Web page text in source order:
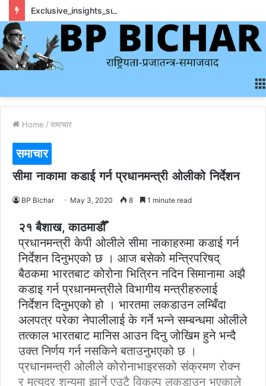
Home / समाचार
समाचार
सीमा नाकामा कडाई गर्न प्रधानमन्त्री ओलीको निर्देशन
BP Bichar May 3, 2020 8 1 minute read
२१ बैशाख, काठमाडौैँ
प्रधानमन्त्री केपी ओलीले सीमा नाकाहरुमा कडाई गर्न
निर्देशन दिनुभएको छ । आज बसेको मन्त्रिपरिषद्
बैठकमा भारतबाट कोरोना भित्रिन नदिन सिमानामा अझै
कडाइ गर्न प्रधानमन्त्रीले विभागीय मन्त्रीहरुलाई
निर्देशन दिनुभएको हो । भारतमा लकडाउन लम्बिँदा
अलपत्र परेका नेपालीलाई के गर्ने भन्ने सम्बन्धमा ओलीले
तत्काल भारतबाट मानिस आउन दिनु जोखिम हुने भन्दै
उक्त निर्णय गर्न नसकिने बताउनुभएको छ ।
प्रधानमन्त्री ओलीले कोरोनाभाइरसको संक्रमण रोक्न
र मृत्युदर शुन्यमा झार्ने एउटै विकल्प लकडाउन भएकाले